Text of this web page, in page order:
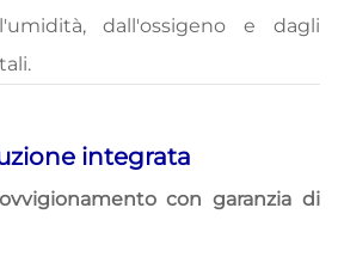
dall'ossigeno e dagli
integrata
con garanzia di